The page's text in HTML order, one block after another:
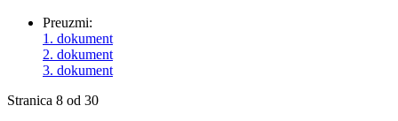
Preuzmi:
1. dokument
2. dokument
3. dokument
Stranica 8 od 30